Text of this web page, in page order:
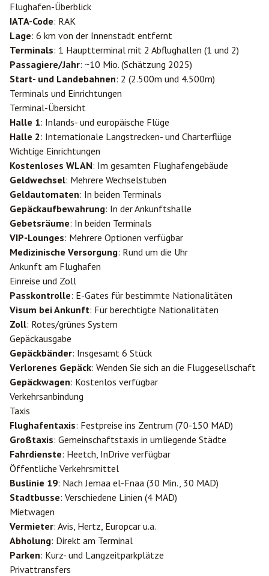
Flughafen-Überblick
IATA-Code: RAK
Lage: 6 km von der Innenstadt entfernt
Terminals: 1 Hauptterminal mit 2 Abflughallen (1 und 2)
Passagiere/Jahr: ~10 Mio. (Schätzung 2025)
Start- und Landebahnen: 2 (2.500m und 4.500m)
Terminals und Einrichtungen
Terminal-Übersicht
Halle 1: Inlands- und europäische Flüge
Halle 2: Internationale Langstrecken- und Charterflüge
Wichtige Einrichtungen
Kostenloses WLAN: Im gesamten Flughafengebäude
Geldwechsel: Mehrere Wechselstuben
Geldautomaten: In beiden Terminals
Gepäckaufbewahrung: In der Ankunftshalle
Gebetsräume: In beiden Terminals
VIP-Lounges: Mehrere Optionen verfügbar
Medizinische Versorgung: Rund um die Uhr
Ankunft am Flughafen
Einreise und Zoll
Passkontrolle: E-Gates für bestimmte Nationalitäten
Visum bei Ankunft: Für berechtigte Nationalitäten
Zoll: Rotes/grünes System
Gepäckausgabe
Gepäckbänder: Insgesamt 6 Stück
Verlorenes Gepäck: Wenden Sie sich an die Fluggesellschaft
Gepäckwagen: Kostenlos verfügbar
Verkehrsanbindung
Taxis
Flughafentaxis: Festpreise ins Zentrum (70-150 MAD)
Großtaxis: Gemeinschaftstaxis in umliegende Städte
Fahrdienste: Heetch, InDrive verfügbar
Öffentliche Verkehrsmittel
Buslinie 19: Nach Jemaa el-Fnaa (30 Min., 30 MAD)
Stadtbusse: Verschiedene Linien (4 MAD)
Mietwagen
Vermieter: Avis, Hertz, Europcar u.a.
Abholung: Direkt am Terminal
Parken: Kurz- und Langzeitparkplätze
Privattransfers